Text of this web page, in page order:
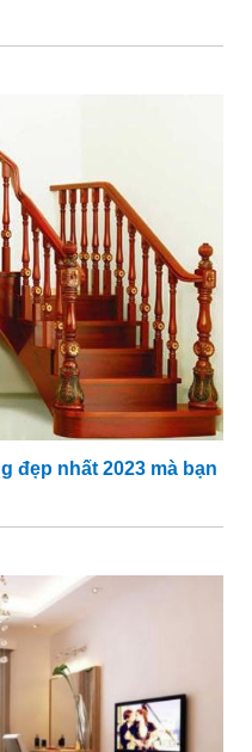
đẹp nhất 2023 mà bạn